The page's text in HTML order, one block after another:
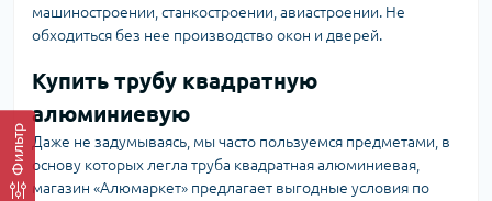
Фильтр
машиностроении, станкостроении, авиастроении. Не
обходиться без нее производство окон и дверей.
Купить трубу квадратную
алюминиевую
Даже не задумываясь, мы часто пользуемся предметами, в
основу которых легла труба квадратная алюминиевая,
магазин «Алюмаркет» предлагает выгодные условия по